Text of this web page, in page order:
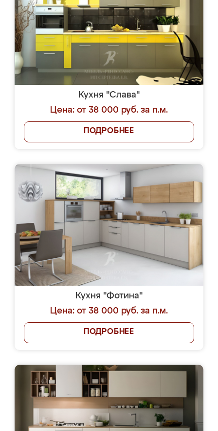
Кухня "Слава"
Цена: от 38 000 руб. за п.м.
ПОДРОБНЕЕ
Кухня "Фотина"
Цена: от 38 000 руб. за п.м.
ПОДРОБНЕЕ